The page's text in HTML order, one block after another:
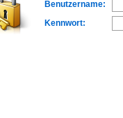
Benutzername:
Kennwort: